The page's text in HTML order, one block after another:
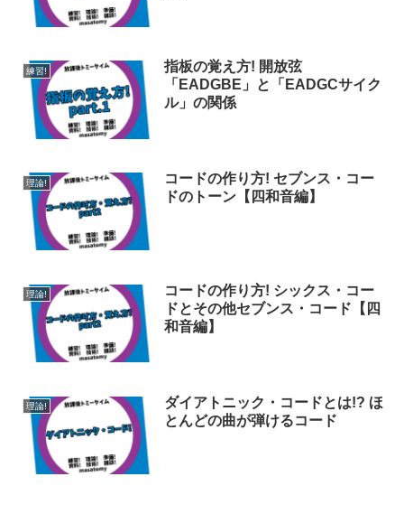
練習!
指板の覚え方! 開放弦
「EADGBE」と「EADGCサイク
ル」の関係
理論!
コードの作り方! セブンス・コー
ドのトーン【四和音編】
理論!
コードの作り方! シックス・コー
ドとその他セブンス・コード【四
和音編】
理論!
ダイアトニック・コードとは!? ほ
とんどの曲が弾けるコード